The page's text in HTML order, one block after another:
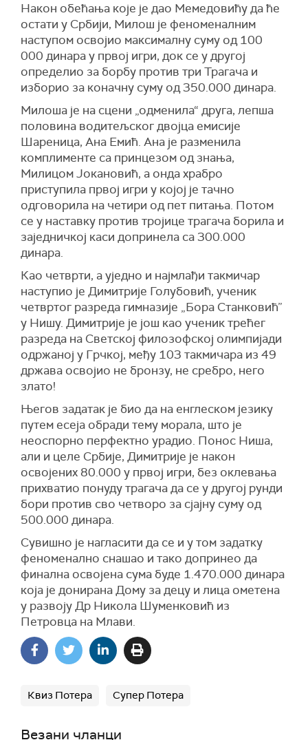
Након обећања које је дао Мемедовићу да ће
остати у Србији, Милош је феноменалним
наступом освојио максималну суму од 100
000 динара у првој игри, док се у другој
определио за борбу против три Трагача и
изборио за коначну суму од 350.000 динара.
Милоша је на сцени „одменила“ друга, лепша
половина водитељског двојца емисије
Шареница, Ана Емић. Ана је разменила
комплименте са принцезом од знања,
Милицом Јокановић, а онда храбро
приступила првој игри у којој је тачно
одговорила на четири од пет питања. Потом
се у наставку против тројице трагача борила и
заједничкој каси допринела са 300.000
динара.
Као четврти, а уједно и најмлађи такмичар
наступио је Димитрије Голубовић, ученик
четвртог разреда гимназије „Бора Станковић”
у Нишу. Димитрије је још као ученик трећег
разреда на Светској филозофској олимпијади
одржаној у Грчкој, међу 103 такмичара из 49
држава освојио не бронзу, не сребро, него
злато!
Његов задатак је био да на енглеском језику
путем есеја обради тему морала, што је
неоспорно перфектно урадио. Понос Ниша,
али и целе Србије, Димитрије је након
освојених 80.000 у првој игри, без оклевања
прихватио понуду трагача да се у другој рунди
бори против сво четворо за сјајну суму од
500.000 динара.
Сувишно је нагласити да се и у том задатку
феноменално снашао и тако допринео да
финална освојена сума буде 1.470.000 динара
која је донирана Дому за децу и лица ометена
у развоју Др Никола Шуменковић из
Петровца на Млави.
Квиз Потера Супер Потера
Везани чланци